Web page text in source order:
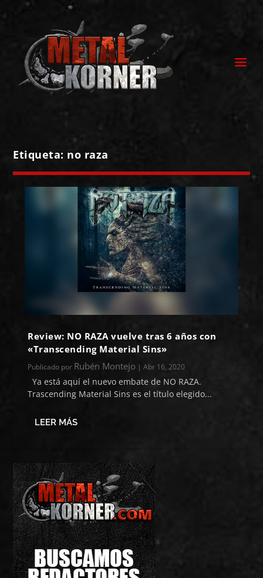
Etiqueta: no raza
Review: NO RAZA vuelve tras 6 años con
«Transcending Material Sins»
Publicado por Rubén Montejo |Abr 16, 2020
Ya está aquí el nuevo embate de NO RAZA.
Trascending Material Sins es el título elegido...
LEER MÁS